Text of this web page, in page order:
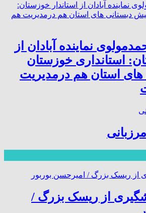
نماینده آبادان از
استانداری خوزستان
های استان هم درمدیریت
از ریسک بزرگ /